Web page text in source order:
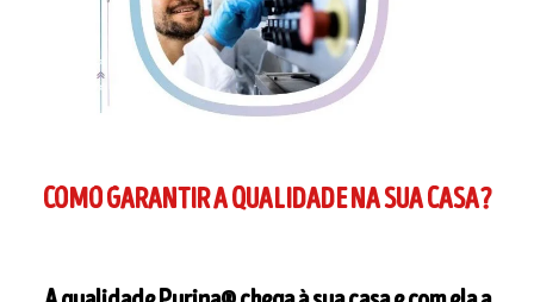
COMO GARANTIR A QUALIDADE NA SUA CASA?​